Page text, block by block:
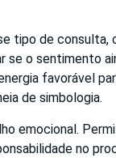
tipo de consulta,
se o sentimento
favorável
de simbologia.
emocional.
no